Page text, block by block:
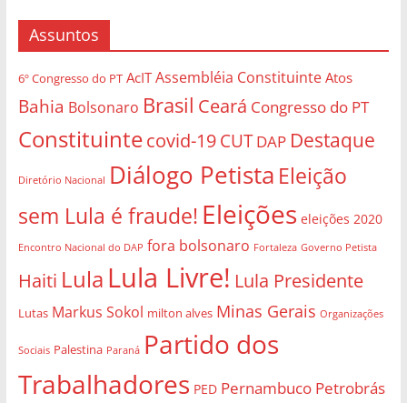
Assuntos
6º Congresso do PT AcIT Assembléia Constituinte Atos
Bahia Bolsonaro Brasil Ceará Congresso do PT
Constituintecovid-19CUT DAP Destaque
Diretório Nacional Diálogo Petista Eleição
sem Lula é fraude! Eleições eleições 2020
Encontro Nacional do DAP fora bolsonaro Fortaleza Governo Petista
Haiti Lula Lula Livre! Lula Presidente
Lutas Markus Sokol milton alves Minas Gerais Organizações
Sociais Palestina Paraná Partido dos
Trabalhadores PED Pernambuco Petrobrás